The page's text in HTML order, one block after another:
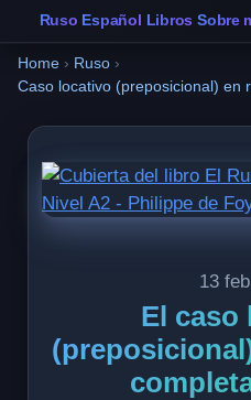
Ruso Español Libros Sobre
Home › Ruso ›
Caso locativo (preposicional) en
13
El caso